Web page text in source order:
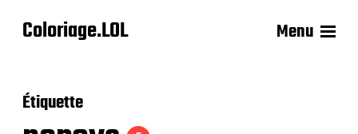
Coloriage.LOL Menu
Étiquette